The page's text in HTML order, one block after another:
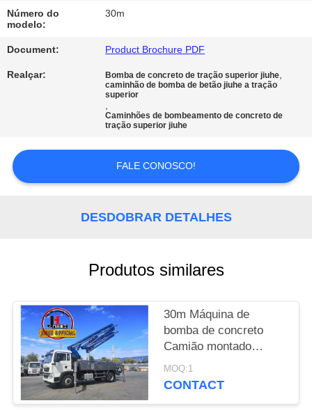
CONTROLE
DA
QUALIDADE
PEÇA
UMAS
CITAÇÕES
SITE
POLÍTICA
DE
PRIVACIDADE
Número do
modelo:
30m
Document: Product Brochure PDF
Realçar: Bomba de concreto de tração superior jiuhe,
caminhão de bomba de betão jiuhe a tração
superior
,
Caminhões de bombeamento de concreto de
tração superior jiuhe
FALE CONOSCO!
DESDOBRAR DETALHES
Produtos similares
30m Máquina de
bomba de concreto
Camião montado
Camiões de bomba de
concreto 30m 38m 48m
MOQ:1
CONTACT